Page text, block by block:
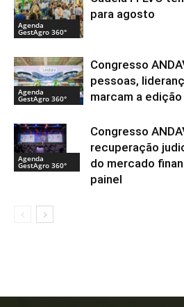
Agenda
GestAgro 360°
para agosto
Agenda
GestAgro 360°
Congresso
pessoas,
marcam a
Agenda
GestAgro 360°
Congresso
recuperação
do mercado
painel